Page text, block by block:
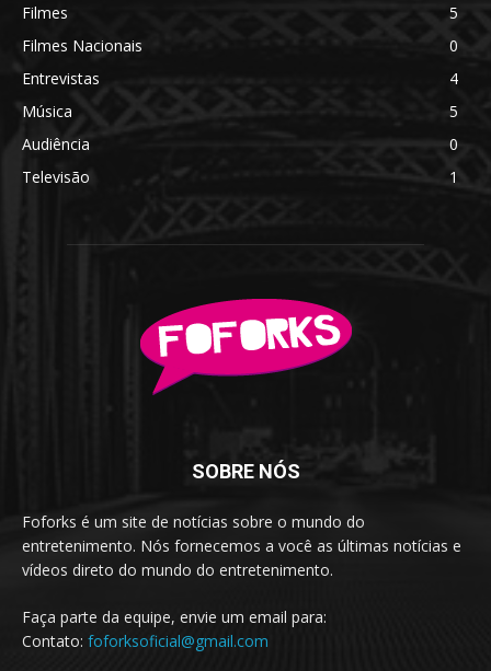
Filmes
5
Filmes Nacionais
0
Entrevistas
4
Música
5
Audiência
0
Televisão
1
SOBRE NÓS
Foforks é um site de notícias sobre o mundo do
entretenimento. Nós fornecemos a você as últimas notícias e
vídeos direto do mundo do entretenimento.
Faça parte da equipe, envie um email para:
Contato: foforksoficial@gmail.com